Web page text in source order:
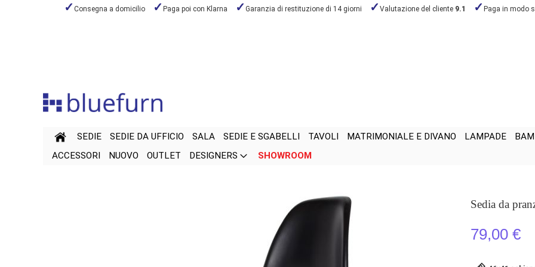
Consegna a domicilio Paga poi con Klarna Garanzia di restituzione di 14 giorni Valutazione del cliente 9.1 Paga in modo
SEDIE SEDIE DA UFFICIO SALA SEDIE E SGABELLI TAVOLI MATRIMONIALE E DIVANO LAMPADE
ACCESSORI
NUOVO OUTLET DESIGNERS SHOWROOM
Sedia da
79,00 €